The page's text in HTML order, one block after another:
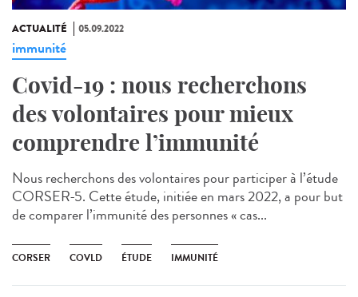
ACTUALITÉ 05.09.2022
immunité
Covid-19 : nous recherchons
des volontaires pour mieux
comprendre l’immunité
Nous recherchons des volontaires pour participer à l’étude
CORSER-5. Cette étude, initiée en mars 2022, a pour but
de comparer l’immunité des personnes « cas...
CORSER COVLD ÉTUDE IMMUNITÉ